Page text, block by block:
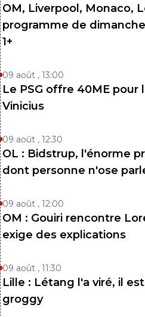
OM, Liverpool, Monaco,
programme de
1+
09 août , 13:00
Le PSG offre 40ME pour
Vinicius
09 août , 12:30
OL : Bidstrup, l'énorme
dont personne n'ose
09 août , 12:00
OM : Gouiri rencontre
exige des explications
09 août , 11:30
Lille : Létang l'a viré, il
groggy